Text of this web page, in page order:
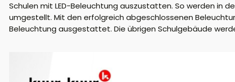
Schulen mit LED-Beleuchtung auszustatten. So werden in
umgestellt. Mit den erfolgreich abgeschlossenen
Beleuchtung ausgestattet. Die übrigen Schulgebäude